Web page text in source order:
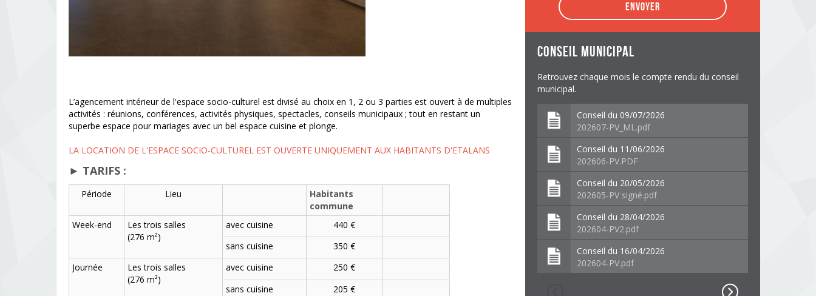
L’agencement intérieur de l'espace socio-culturel est divisé au choix en 1, 2 ou 3 parties est ouvert à de multiples
activités : réunions, conférences, activités physiques, spectacles, conseils municipaux ; tout en restant un
superbe espace pour mariages avec un bel espace cuisine et plonge.
LA LOCATION DE L'ESPACE SOCIO-CULTUREL EST OUVERTE UNIQUEMENT AUX HABITANTS D'ETALANS
► TARIFS :
Période Lieu
Habitants
commune
Week-end
Les trois salles
(276 m²)
avec cuisine
440 €
sans cuisine
350 €
Journée
Les trois salles
(276 m²)
avec cuisine
250 €
sans cuisine
205 €
Envoyer
conseil municipal
Retrouvez chaque mois le compte rendu du conseil
municipal.
Conseil du 09/07/2026
202607-PV_ML.pdf
Conseil du 11/06/2026
202606-PV.PDF
Conseil du 20/05/2026
202605-PV signé.pdf
Conseil du 28/04/2026
202604-PV2.pdf
Conseil du 16/04/2026
202604-PV.pdf